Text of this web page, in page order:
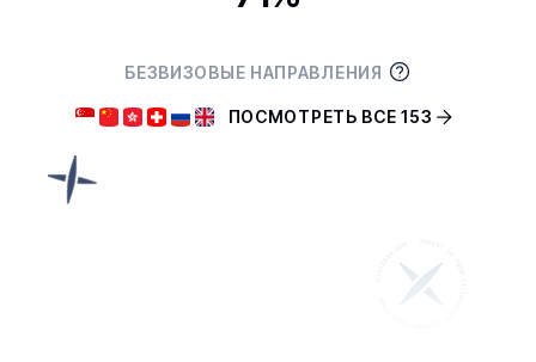
БЕЗВИЗОВЫЕ НАПРАВЛЕНИЯ
ПОСМОТРЕТЬ ВСЕ 153